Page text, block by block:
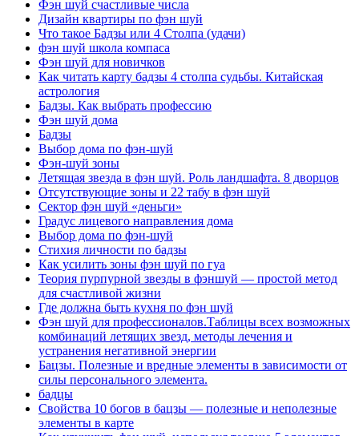
Фэн шуй счастливые числа
Дизайн квартиры по фэн шуй
Что такое Бадзы или 4 Столпа (удачи)
фэн шуй школа компаса
Фэн шуй для новичков
Как читать карту бадзы 4 столпа судьбы. Китайская
астрология
Бадзы. Как выбрать профессию
Фэн шуй дома
Бадзы
Выбор дома по фэн-шуй
Фэн-шуй зоны
Летящая звезда в фэн шуй. Роль ландшафта. 8 дворцов
Отсутствующие зоны и 22 табу в фэн шуй
Сектор фэн шуй «деньги»
Градус лицевого направления дома
Выбор дома по фэн-шуй
Стихия личности по бадзы
Как усилить зоны фэн шуй по гуа
Теория пурпурной звезды в фэншуй — простой метод
для счастливой жизни
Где должна быть кухня по фэн шуй
Фэн шуй для профессионалов.Таблицы всех возможных
комбинаций летящих звезд, методы лечения и
устранения негативной энергии
Бацзы. Полезные и вредные элементы в зависимости от
силы персонального элемента.
бадцы
Свойства 10 богов в бацзы — полезные и неполезные
элементы в карте